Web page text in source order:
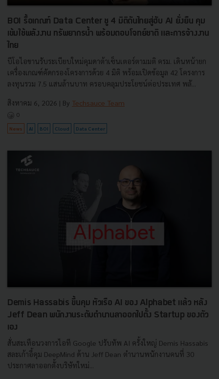
BOI รื้อเกณฑ์ Data Center ชู 4 มิติดันไทยสู่ฮับ AI ยั่งยืน คุม
เข้มใช้พลังงาน ทรัพยากรน้ำ พร้อมตอบโจทย์ชาติ และการจ้างงาน
ไทย
บีโอไอขานรับระเบียบใหม่คุมดาต้าเซ็นเตอร์ตามมติ ครม. เดินหน้ายก
เครื่องเกณฑ์คัดกรองโครงการด้วย 4 มิติ พร้อมเปิดข้อมูล 42 โครงการ
ลงทุนรวม 7.5 แสนล้านบาท ครอบคลุมประโยชน์ต่อประเทศ พลั...
สิงหาคม 6, 2026 | By Techsauce Team
0
News AI BOI Cloud Data Center
Demis Hassabis ขึ้นคุม หัวเรือ AI ของ Alphabet แล้ว หลัง
Jeff Dean พนักงานระดับตำนานลาออกไปตั้ง Startup ของตัว
เอง
สั่นสะเทือนวงการไอที Google ปรับทัพ AI ครั้งใหญ่ Demis Hassabis
สละเก้าอี้คุม DeepMind ด้าน Jeff Dean ตำนานพนักงานคนที่ 30
ประกาศลาออกตั้งบริษัทใหม่...